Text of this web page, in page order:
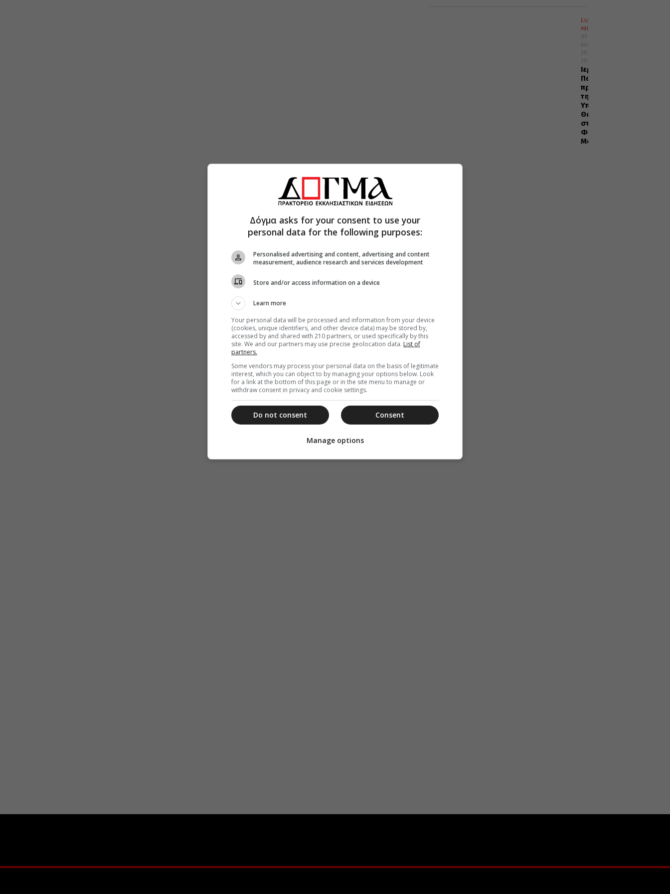
ΕΛΛΑΔΑ
ΜΗΤΡΟΠΟΛΕΙΣ
05
Αυγούστου
2026
20:29
Ιερά
Παράκληση
προς
την
Υπεραγία
Θεοτόκο
στα
Φαβριανά
Μονοφατσίου
Δόγμα asks for your consent to use your
personal data for the following purposes:
Personalised advertising and content, advertising and content
measurement, audience research and services development
Store and/or access information on a device
Learn more
Your personal data will be processed and information from your device
(cookies, unique identifiers, and other device data) may be stored by,
accessed by and shared with 210 partners, or used specifically by this
site. We and our partners may use precise geolocation data. List of
partners.
Some vendors may process your personal data on the basis of legitimate
interest, which you can object to by managing your options below. Look
for a link at the bottom of this page or in the site menu to manage or
withdraw consent in privacy and cookie settings.
Consent
Do not consent
Manage options